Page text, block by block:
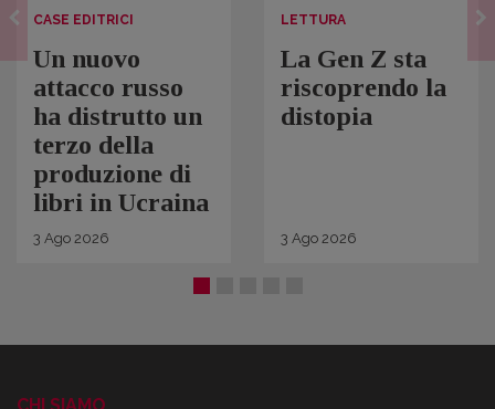
CASE EDITRICI
Un nuovo
attacco russo
ha distrutto un
terzo della
produzione di
libri in Ucraina
3 Ago 2026
LETTURA
La Gen Z sta
riscoprendo la
distopia
3 Ago 2026